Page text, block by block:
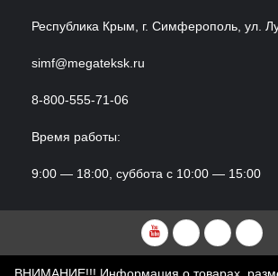
Республика Крым, г. Симферополь, ул.
simf@megateksk.ru
8-800-555-71-06
Время работы:
9:00 — 18:00, суббота с 10:00 — 15:00
YouTubeVKvideoRuTubeDzen